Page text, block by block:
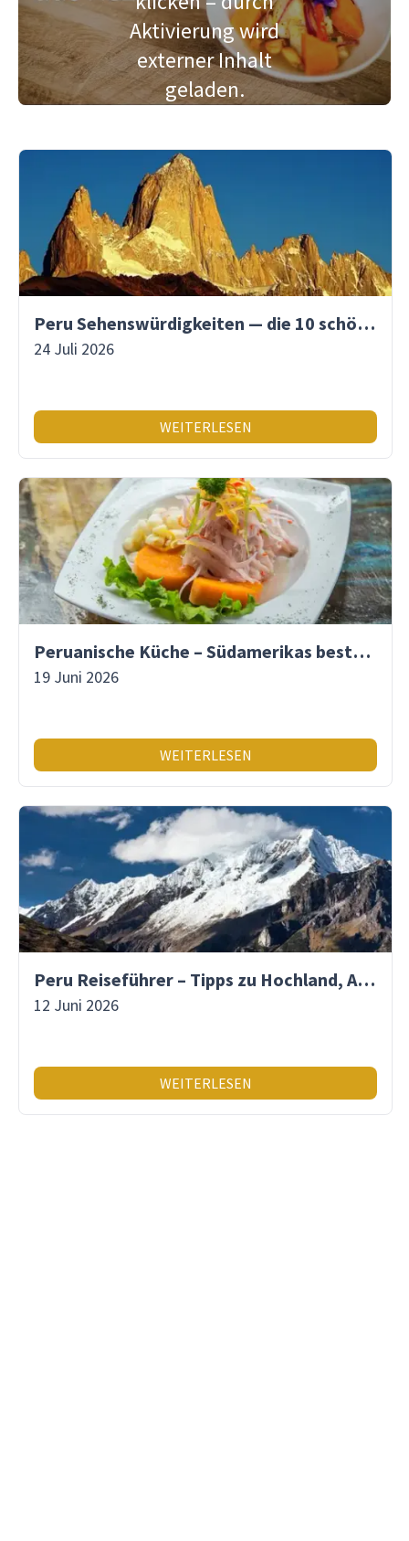
Aktivierung wird
externer Inhalt
geladen.
Peru Sehenswürdigkeiten — die 10 schönsten Orte
24 Juli 2026
WEITERLESEN
Peruanische Küche – Südamerikas beste Gastronomie
19 Juni 2026
WEITERLESEN
Peru Reiseführer – Tipps zu Hochland, Amazonas & Inka-Erbe
12 Juni 2026
WEITERLESEN